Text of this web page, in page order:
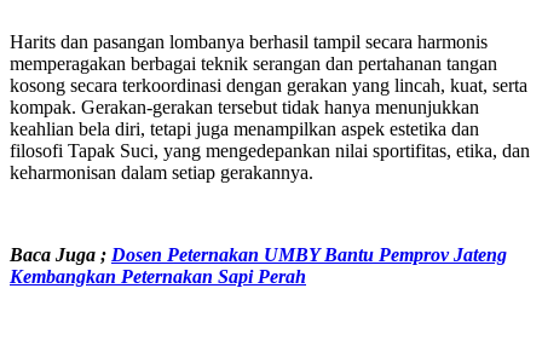
Harits dan pasangan lombanya berhasil tampil secara harmonis
memperagakan berbagai teknik serangan dan pertahanan tangan
kosong secara terkoordinasi dengan gerakan yang lincah, kuat, serta
kompak. Gerakan-gerakan tersebut tidak hanya menunjukkan
keahlian bela diri, tetapi juga menampilkan aspek estetika dan
filosofi Tapak Suci, yang mengedepankan nilai sportifitas, etika, dan
keharmonisan dalam setiap gerakannya.
Baca Juga ; Dosen Peternakan UMBY Bantu Pemprov Jateng
Kembangkan Peternakan Sapi Perah